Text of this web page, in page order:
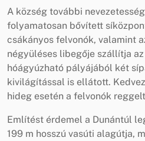
A község további
folyamatosan bővített
csákányos felvonók, valamint
négyüléses libegője szállítja
hóágyúzható pályájából két
kivilágítással is ellátott.
hideg esetén a felvonók
Említést érdemel a Dunántúl
199 m hosszú vasúti alagútja,